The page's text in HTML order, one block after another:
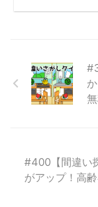
無
#400【間違い
がアップ！高